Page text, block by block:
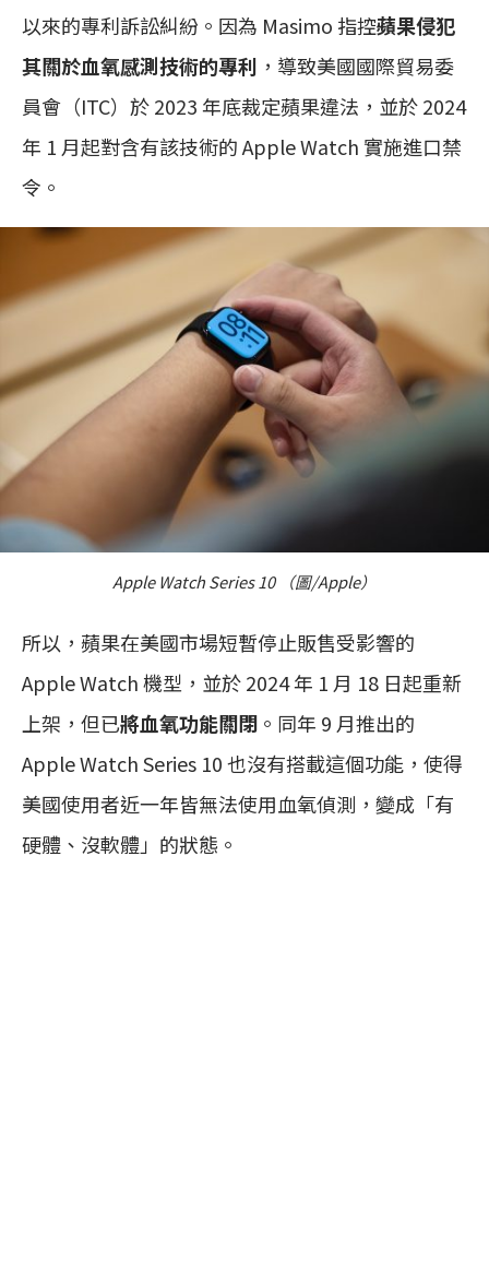
以來的專利訴訟糾紛。因為 Masimo 指控蘋果侵犯
其關於血氧感測技術的專利 ，導致美國國際貿易委
員會（ITC）於 2023 年底裁定蘋果違法，並於 2024
年 1 月起對含有該技術的 Apple Watch 實施進口禁
令。
Apple Watch Series 10 （圖/Apple）
所以，蘋果在美國市場短暫停止販售受影響的
Apple Watch 機型，並於 2024 年 1 月 18 日起重新
上架，但已將血氧功能關閉 。同年 9 月推出的
Apple Watch Series 10 也沒有搭載這個功能，使得
美國使用者近一年皆無法使用血氧偵測，變成「有
硬體、沒軟體」的狀態。